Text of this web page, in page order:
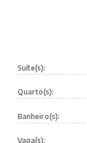
Suíte(s):
Quarto(s):
Banheiro(s):
Vaga(s):